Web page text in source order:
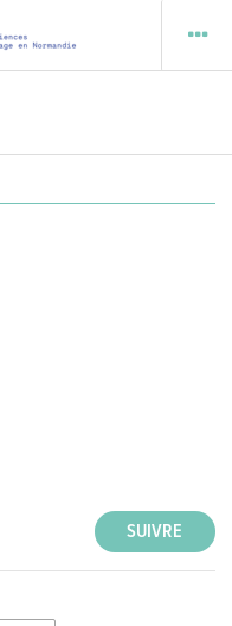
SUIVRE